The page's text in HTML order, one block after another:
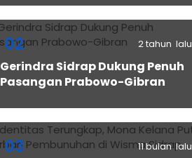
02 2 tahun lalu
Gerindra Sidrap Dukung Penuh
Pasangan Prabowo-Gibran
03 11 bulan lalu